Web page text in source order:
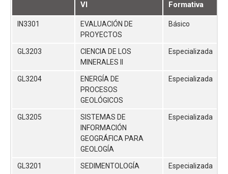
VI Formativa
IN3301
EVALUACIÓN DE
PROYECTOS
Básico
GL3203
CIENCIA DE LOS
MINERALES II
Especializada
GL3204
ENERGÍA DE
PROCESOS
GEOLÓGICOS
Especializada
GL3205
SISTEMAS DE
INFORMACIÓN
GEOGRÁFICA PARA
GEOLOGÍA
Especializada
GL3201 SEDIMENTOLOGÍA Especializada